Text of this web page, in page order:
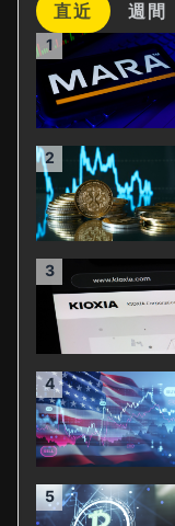
直近 週間
1
2
3
4
5